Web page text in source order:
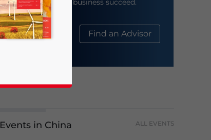
help your business succeed.
About Us Find an Advisor
Events in China ALL EVENTS